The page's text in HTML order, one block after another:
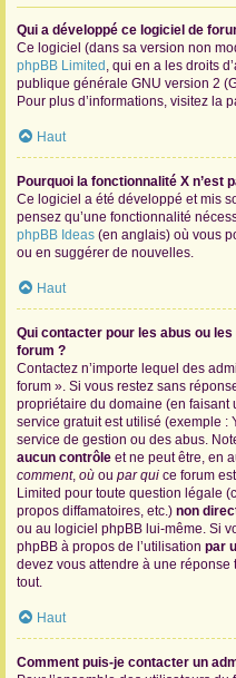
Qui a développé ce logiciel de
Ce logiciel (dans sa version non
phpBB Limited , qui en a les droits
publique générale GNU version 2
Pour plus d’informations, visitez la
Haut
Pourquoi la fonctionnalité X n’est
Ce logiciel a été développé et mis
pensez qu’une fonctionnalité
phpBB Ideas (en anglais) où vous
ou en suggérer de nouvelles.
Haut
Qui contacter pour les abus ou
forum ?
Contactez n’importe lequel des
forum ». Si vous restez sans
propriétaire du domaine (en faisant
service gratuit est utilisé (exemple :
service de gestion ou des abus.
aucun contrôle et ne peut être, en
comment, où ou par qui ce forum
Limited pour toute question légale
propos diffamatoires, etc.) non
ou au logiciel phpBB lui-même. Si
phpBB à propos de l’utilisation par
devez vous attendre à une
tout.
Haut
Comment puis-je contacter un